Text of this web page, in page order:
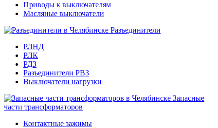
Приводы к выключателям
Масляные выключатели
Разъединители
РЛНД
РЛК
РДЗ
Разъединители РВЗ
Выключатели нагрузки
Запасные
части трансформаторов
Контактные зажимы